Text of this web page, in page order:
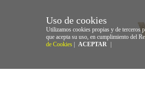
Uso de cookies
Utilizamos cookies propias y de terceros
que acepta su uso, en cumplimiento del
de Cookies| ACEPTAR